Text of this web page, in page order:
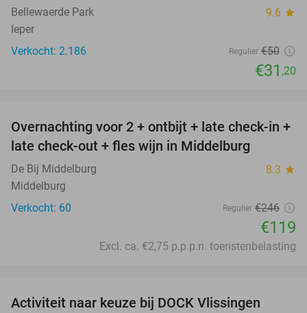
Bellewaerde Park 9.6 star
Ieper
Verkocht: 2.186
Regulier €50
€31 ,20
52%
Overnachting voor 2 + ontbijt + late check-in +
late check-out + fles wijn in Middelburg
De Bij Middelburg 8.3 star
Middelburg
Verkocht: 60
Regulier €246
€119
Excl. ca. €2,75 p.p.p.n. toeristenbelasting
Activiteit naar keuze bij DOCK Vlissingen